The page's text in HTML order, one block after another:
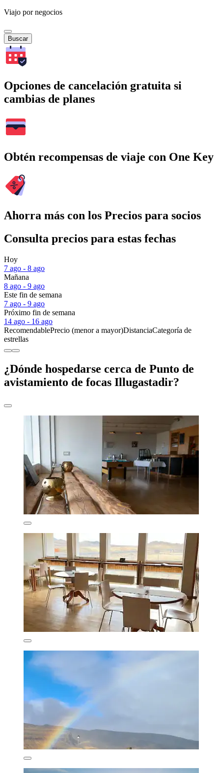
Viajo por negocios
Buscar
Opciones de cancelación gratuita si
cambias de planes
Obtén recompensas de viaje con One Key
Ahorra más con los Precios para socios
Consulta precios para estas fechas
Hoy
7 ago - 8 ago
Mañana
8 ago - 9 ago
Este fin de semana
7 ago - 9 ago
Próximo fin de semana
14 ago - 16 ago
RecomendablePrecio (menor a mayor)DistanciaCategoría de
estrellas
¿Dónde hospedarse cerca de Punto de
avistamiento de focas Illugastadir?